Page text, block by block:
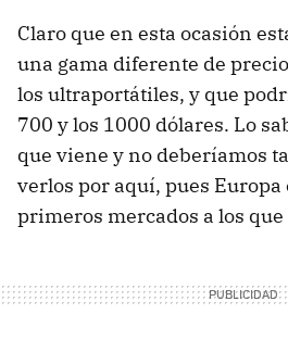
Claro que en esta ocasión
una gama diferente de
los ultraportátiles, y que
700 y los 1000 dólares. Lo
que viene y no deberíamos
verlos por aquí, pues Europa
primeros mercados a los